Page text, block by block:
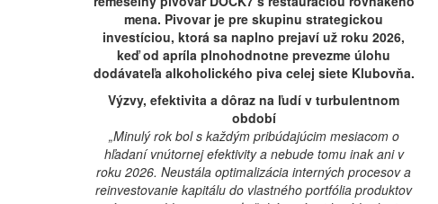
mena. Pivovar je pre skupinu strategickou
investíciou, ktorá sa naplno prejaví už roku 2026,
keď od apríla plnohodnotne prevezme úlohu
dodávateľa alkoholického piva celej siete Klubovňa.
Výzvy, efektivita a dôraz na ľudí v turbulentnom
období
„Minulý rok bol s každým pribúdajúcim mesiacom o
hľadaní vnútornej efektivity a nebude tomu inak ani v
roku 2026. Neustála optimalizácia interných procesov a
reinvestovanie kapitálu do vlastného portfólia produktov